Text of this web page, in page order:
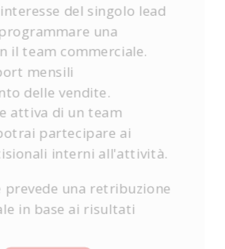
del singolo lead
una
il team commerciale.
mensili
delle vendite.
attiva di un team
partecipare ai
interni all'attività.
prevede una retribuzione
in base ai risultati